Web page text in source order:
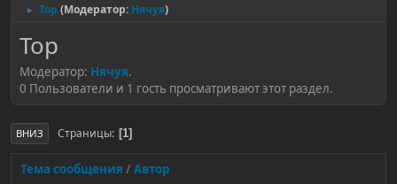
► Тор (Модератор: Нячуя)
Тор
Модератор: Нячуя.
0 Пользователи и 1 гость просматривают этот раздел.
ВНИЗ Страницы 1
Тема сообщения / Автор